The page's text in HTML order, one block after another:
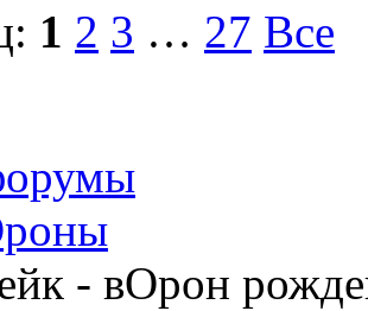
1 2 3 … 27 Все
- вОрон